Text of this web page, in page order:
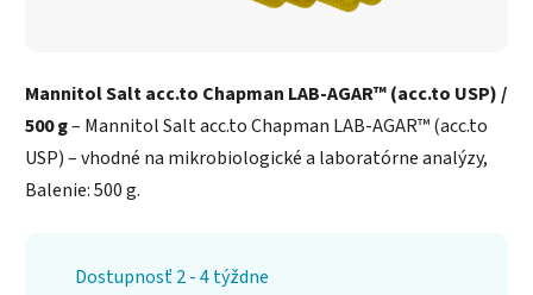
Mannitol Salt acc.to Chapman LAB-AGAR™ (acc.to USP) /
500 g– Mannitol Salt acc.to Chapman LAB-AGAR™ (acc.to
USP) – vhodné na mikrobiologické a laboratórne analýzy,
Balenie: 500 g.
Dostupnosť 2 - 4 týždne